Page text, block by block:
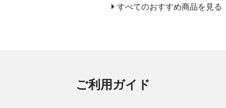
すべてのおすすめ商品を見る
ご利用ガイド